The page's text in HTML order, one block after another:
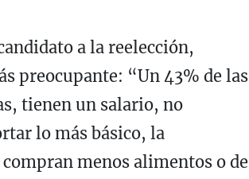
a la reelección,
preocupante: “Un 43% de las
tienen un salario, no
lo más básico, la
menos alimentos o de